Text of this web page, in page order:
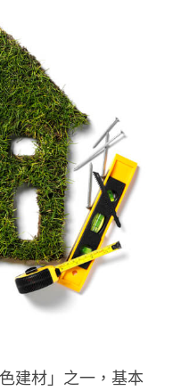
建材」之一，基本